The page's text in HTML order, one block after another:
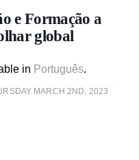
e Formação a
global
in Português.
MARCH 2ND, 2023